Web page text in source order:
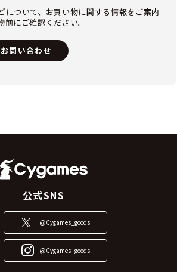
について、お買い物に関する情報をご案内
にご確認ください。
問い合わせ
公式SNS
@Cygames_goods
@Cygames_goods